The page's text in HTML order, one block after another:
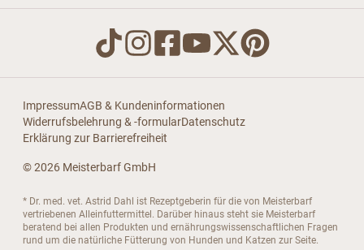
ImpressumAGB & Kundeninformationen
Widerrufsbelehrung & -formularDatenschutz
Erklärung zur Barrierefreiheit
© 2026 Meisterbarf GmbH
* Dr. med. vet. Astrid Dahl ist Rezeptgeberin für die von Meisterbarf
vertriebenen Alleinfuttermittel. Darüber hinaus steht sie Meisterbarf
beratend bei allen Produkten und ernährungswissenschaftlichen Fragen
rund um die natürliche Fütterung von Hunden und Katzen zur Seite.